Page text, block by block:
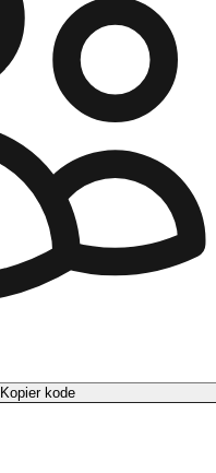
Kopier kode